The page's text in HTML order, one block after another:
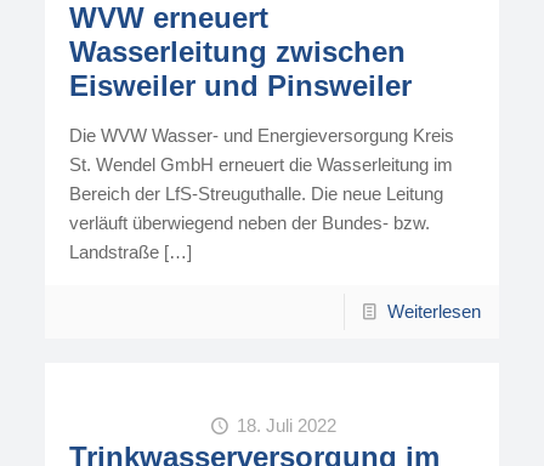
WVW erneuert
Wasserleitung zwischen
Eisweiler und Pinsweiler
Die WVW Wasser- und Energieversorgung Kreis
St. Wendel GmbH erneuert die Wasserleitung im
Bereich der LfS-Streuguthalle. Die neue Leitung
verläuft überwiegend neben der Bundes- bzw.
Landstraße […]
Weiterlesen
18. Juli 2022
Trinkwasserversorgung im